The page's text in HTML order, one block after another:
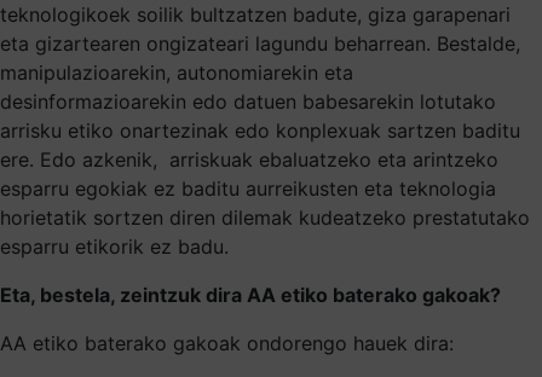
teknologikoek soilik bultzatzen badute, giza garapenari
eta gizartearen ongizateari lagundu beharrean. Bestalde,
manipulazioarekin, autonomiarekin eta
desinformazioarekin edo datuen babesarekin lotutako
arrisku etiko onartezinak edo konplexuak sartzen baditu
ere. Edo azkenik, arriskuak ebaluatzeko eta arintzeko
esparru egokiak ez baditu aurreikusten eta teknologia
horietatik sortzen diren dilemak kudeatzeko prestatutako
esparru etikorik ez badu.
Eta, bestela, zeintzuk dira AA etiko baterako gakoak?
AA etiko baterako gakoak ondorengo hauek dira: